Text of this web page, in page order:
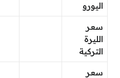
اليورو
سعر
الليرة
التركية
سعر